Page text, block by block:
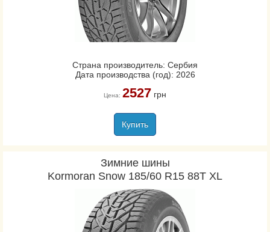
Страна производитель: Сербия
Дата производства (год): 2026
Цена: 2527грн
Купить
Зимние шины
Kormoran Snow 185/60 R15 88T XL